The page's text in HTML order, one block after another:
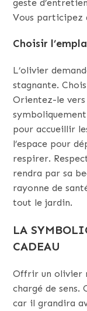
geste
Vous participez
Choisir
L’olivier
stagnante.
Orientez-le
pour accueillir
l’espace pour
respirer.
rendra par sa
rayonne de
tout le jardin.
LA
CADEAU
Offrir un olivier
chargé de sens.
car il grandira